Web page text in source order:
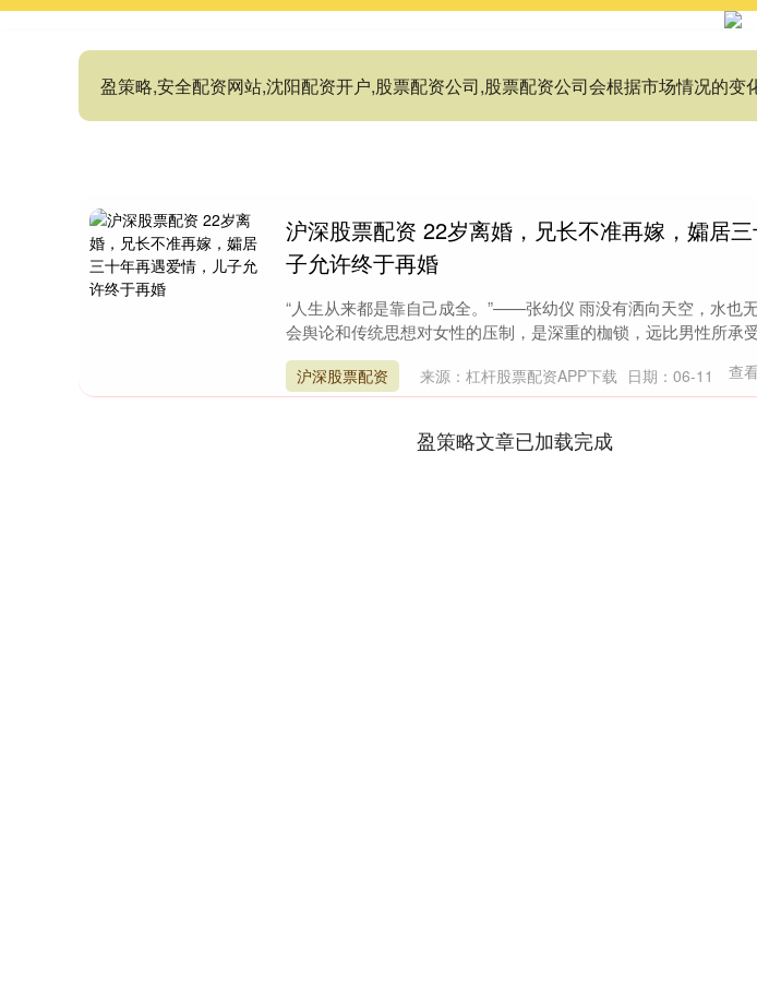
盈策略,安全配资网站,沈阳配资开户,股票配资公司,股票配资公司会根据市场情况的
沪深股票配资 22岁离婚，兄长不准再嫁，孀居
子允许终于再婚
“人生从来都是靠自己成全。”——张幼仪 雨没有洒向天空，水也
会舆论和传统思想对女性的压制，是深重的枷锁，远比男性所承
沪深股票配资 来源：杠杆股票配资APP下载 日期：06-11 查
盈策略文章已加载完成